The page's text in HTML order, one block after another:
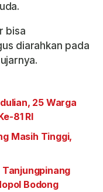
bisa
diarahkan pada
25 Warga
81 RI
Masih Tinggi,
Bodong